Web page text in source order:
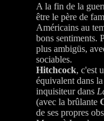
A la fin de la
être le père de
Américains au
bons sentiments.
plus ambigüs,
sociables.
Hitchcock, c'est
équivalent dans
inquisiteur dans
(avec la brûlante
de ses propres